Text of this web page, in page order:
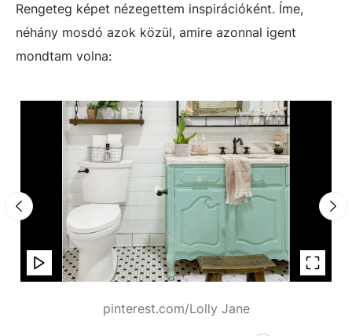
Rengeteg képet nézegettem inspirációként. Íme,
néhány mosdó azok közül, amire azonnal igent
mondtam volna:
pinterest.com/Lolly Jane